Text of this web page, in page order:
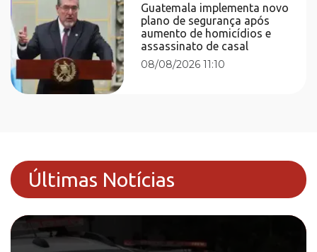
Guatemala implementa novo
plano de segurança após
aumento de homicídios e
assassinato de casal
08/08/2026 11:10
Últimas Notícias